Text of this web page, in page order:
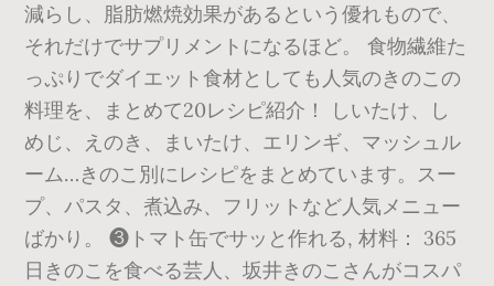
減らし、脂肪燃焼効果があるという優れもので、
それだけでサプリメントになるほど。 食物繊維た
っぷりでダイエット食材としても人気のきのこの
料理を、まとめて20レシピ紹介！ しいたけ、し
めじ、えのき、まいたけ、エリンギ、マッシュル
ーム…きのこ別にレシピをまとめています。スー
プ、パスタ、煮込み、フリットなど人気メニュー
ばかり。 ❸トマト缶でサッと作れる, 材料： 365
日きのこを食べる芸人、坂井きのこさんがコスパ